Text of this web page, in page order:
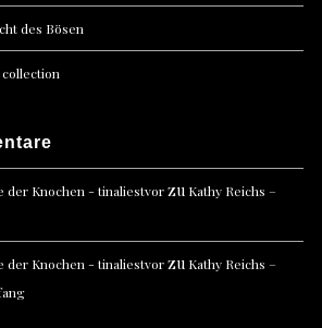
des Bösen
der Knochen - tinaliestvorzu Kathy Reichs –
der Knochen - tinaliestvorzu Kathy Reichs –